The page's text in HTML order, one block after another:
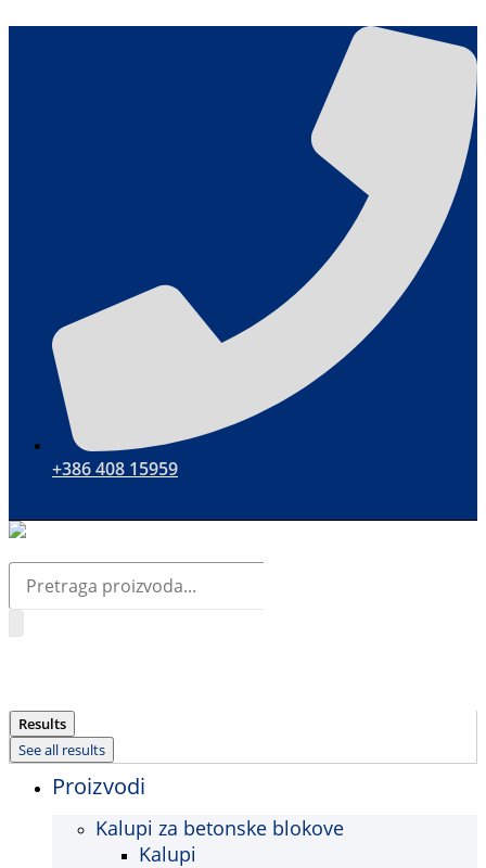
+386 408 15959
Search
Results
See all results
Proizvodi
Kalupi za betonske blokove
Kalupi